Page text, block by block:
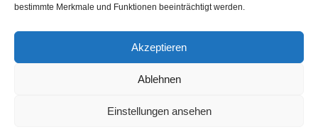
bestimmte Merkmale und Funktionen beeinträchtigt werden.
Akzeptieren
Ablehnen
Einstellungen ansehen
Tagesschau…Weiterlesen »